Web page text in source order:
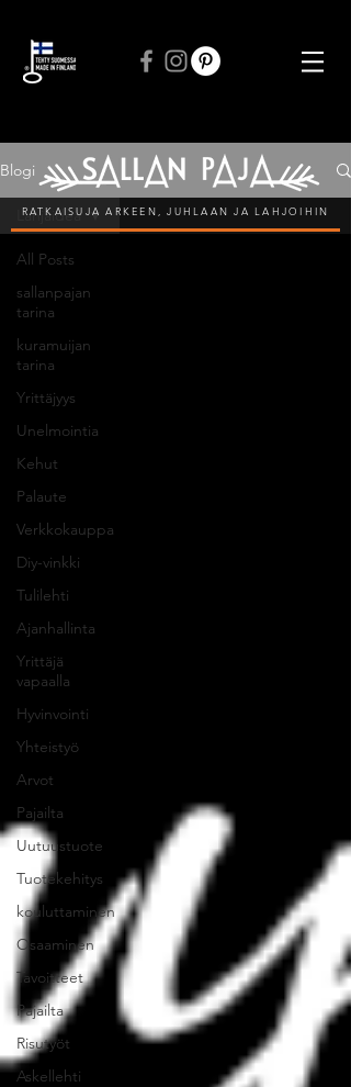
RATKAISUJA ARKEEN, JUHLAAN JA LAHJOIHIN
Blogi
All Posts
sallanpajan
tarina
kuramuijan
tarina
Yrittäjyys
Unelmointia
Kehut
Palaute
Verkkokauppa
Diy-vinkki
Tulilehti
Ajanhallinta
Yrittäjä
vapaalla
Hyvinvointi
Yhteistyö
Arvot
Pajailta
Uutuustuote
Tuotekehitys
kouluttaminen
Osaaminen
Tavoitteet
Pajailta
Risutyöt
Askellehti
Lahjaidea